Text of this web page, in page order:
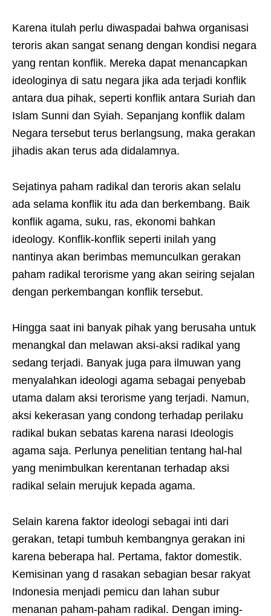
Karena itulah perlu diwaspadai bahwa organisasi
teroris akan sangat senang dengan kondisi negara
yang rentan konflik. Mereka dapat menancapkan
ideologinya di satu negara jika ada terjadi konflik
antara dua pihak, seperti konflik antara Suriah dan
Islam Sunni dan Syiah. Sepanjang konflik dalam
Negara tersebut terus berlangsung, maka gerakan
jihadis akan terus ada didalamnya.
Sejatinya paham radikal dan teroris akan selalu
ada selama konflik itu ada dan berkembang. Baik
konflik agama, suku, ras, ekonomi bahkan
ideology. Konflik-konflik seperti inilah yang
nantinya akan berimbas memunculkan gerakan
paham radikal terorisme yang akan seiring sejalan
dengan perkembangan konflik tersebut.
Hingga saat ini banyak pihak yang berusaha untuk
menangkal dan melawan aksi-aksi radikal yang
sedang terjadi. Banyak juga para ilmuwan yang
menyalahkan ideologi agama sebagai penyebab
utama dalam aksi terorisme yang terjadi. Namun,
aksi kekerasan yang condong terhadap perilaku
radikal bukan sebatas karena narasi Ideologis
agama saja. Perlunya penelitian tentang hal-hal
yang menimbulkan kerentanan terhadap aksi
radikal selain merujuk kepada agama.
Selain karena faktor ideologi sebagai inti dari
gerakan, tetapi tumbuh kembangnya gerakan ini
karena beberapa hal. Pertama, faktor domestik.
Kemisinan yang d rasakan sebagian besar rakyat
Indonesia menjadi pemicu dan lahan subur
menanan paham-paham radikal. Dengan iming-